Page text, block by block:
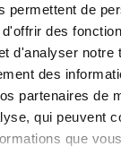
permettent de
des
d'analyser notre
des
partenaires de
qui peuvent
que
3